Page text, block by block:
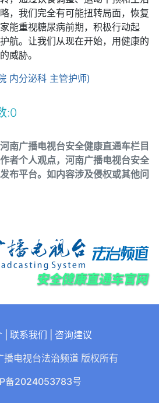
，我们完全有可能扭转局面，恢复
能重视糖尿病前期，积极行动起
航。让我们从现在开始，用健康的
威胁。
内分泌科 主管护师)
:0
南广播电视台安全健康直通车栏目
者个人观点，河南广播电视台安全
布平台。如内容涉及侵权或其他问
联系我们
咨询建议
电视台法治频道 版权所有
备2024053783号